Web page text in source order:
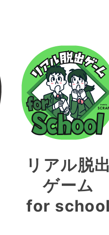
リアル脱
ゲーム
for